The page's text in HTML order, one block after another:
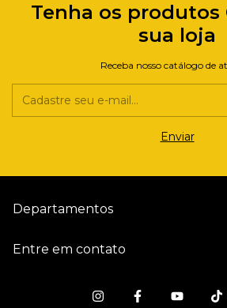
Tenha os produtos
sua loja
Receba nosso catálogo de
Departamentos
Entre em contato